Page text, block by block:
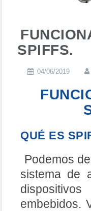
SPIFFS.
04/06/2019
QUÉ ES
Podemos
sistema de
embebidos.